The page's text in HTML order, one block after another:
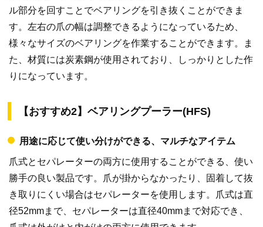
ル部分を回すことでベアリングを引き抜くことができま
す。左右の爪の幅は調整できるようになっているため、
様々なサイズのベアリングを作業することができます。ま
た、材質には炭素鋼が使用されており、しっかりとした作
りになっています。
【おすすめ2】ベアリングプーラー(HFS)
用途に応じて使い分けができる、マルチなアイテム
爪式とセパレーターの両方に使用することができる、使い
勝手の良い製品です。爪が掛からなかったり、固着して抜
き取りにくい場合はセパレーターを使用します。爪式は直
径52mmまで、セパレーターは直径40mmまで対応でき、